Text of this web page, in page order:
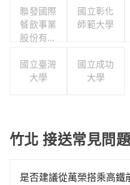
聯發國際
餐飲事業
股份有限
國立彰化
師範大學
國立臺灣
大學
國立成功
大學
竹北 接送常見問
是否建議從萬榮搭乘高鐵